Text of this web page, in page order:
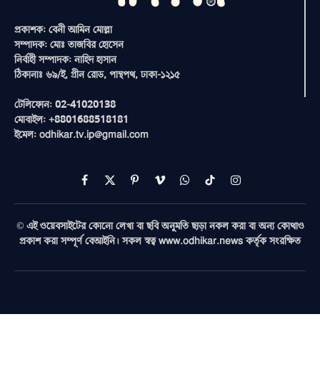
প্রকাশক: বেনী আমিন মোল্লা
সম্পাদক: মোঃ তাজবির হোসেন
নির্বাহী সম্পাদক: নাহিদ হাসান
ঠিকানাঃ ৬৯/ই, গ্রীন রোড, পান্থপথ, ঢাকা-১২১৫
টেলিফোন: 02-41020138
মোবাইল: +8801688518181
ইমেল: odhikar.tv.ip@gmail.com
Facebook
X
(Twitter)
PinterestVimeoWhatsAppTikTokInstagram
© এই ওয়েবসাইটের কোনো লেখা বা ছবি অনুমতি ছাড়া নকল করা বা অন্য কোথাও
প্রকাশ করা সম্পূর্ণ বেআইনি। সকল স্বত্ব www.odhikar.news কর্তৃক সংরক্ষিত